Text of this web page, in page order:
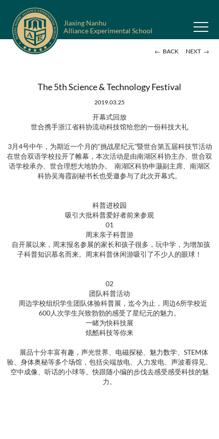
Jiaxing Nanhu
Alliance Experimental School
← BACK NEXT →
The 5th Science & Technology Festival
2019.03.25
开幕式回放
世合携手浙江省科协流动科技馆给您的一份科技大礼
3月4号中午，为期近一个月的“挑战星纪元”暨世合第五届科技节活动
在世合双语学校拉开了帷幕，本次活动是由南湖区科协主办、世合双
语学校承办、世合理想大地协办。 南湖区科协申灏副主席、南湖区
科协吴海霞副秘书长也受邀参与了此次开幕式。
科普进校园
吸引大批科普爱好者前来参观
01
周末亲子科普游
自开展以来，周末报名参展的家长和孩子很多，玩中学，为增加孩
子科普知识慕名而来。周末科普休闲游吸引了不少人的眼球！
02
团队科普活动
周边学校组织学生团队体验科普展，迄今为止，周边6所学校近
600人次学生兴致勃勃的感受了星纪元的魅力。
一睹为快科技展
炫酷科技等你来
展品十分丰富有趣，声光世界、电磁探秘、魅力数学、STEM体
验、身体奥秘等多个场馆，包括尖端放电、人力发电、声波看得见、
空中成像、听话的小球等。快跟随小编的步伐去感受感受科技的魅
力。